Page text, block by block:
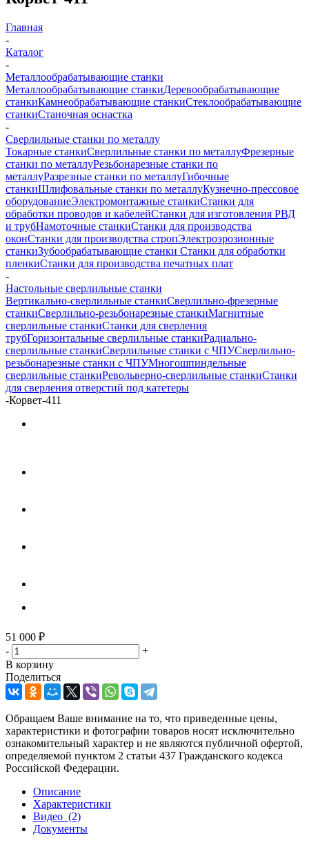
Главная
-
Каталог
-
Металлообрабатывающие станки
Металлообрабатывающие станкиДеревообрабатывающие
станкиКамнеобрабатывающие станкиСтеклообрабатывающие
станкиСтаночная оснастка
-
Сверлильные станки по металлу
Токарные станкиСверлильные станки по металлуФрезерные
станки по металлуРезьбонарезные станки по
металлуРазрезные станки по металлуГибочные
станкиШлифовальные станки по металлуКузнечно-прессовое
оборудованиеЭлектромонтажные станкиСтанки для
обработки проводов и кабелейСтанки для изготовления РВД
и трубНамоточные станкиСтанки для производства
оконСтанки для производства стропЭлектроэрозионные
станкиЗубообрабатывающие станки Станки для обработки
пленкиСтанки для производства печатных плат
-
Настольные сверлильные станки
Вертикально-сверлильные станкиСверлильно-фрезерные
станкиСверлильно-резьбонарезные станкиМагнитные
сверлильные станкиСтанки для сверления
трубГоризонтальные сверлильные станкиРадиально-
сверлильные станкиСверлильные станки с ЧПУСверлильно-
резьбонарезные станки с ЧПУМногошпиндельные
сверлильные станкиРевольверно-сверлильные станкиСтанки
для сверления отверстий под катетеры
-Корвет-411
51 000 ₽
-
+
В корзину
Поделиться
Обращаем Ваше внимание на то, что приведенные цены,
характеристики и фотографии товаров носят исключительно
ознакомительный характер и не являются публичной офертой,
определяемой пунктом 2 статьи 437 Гражданского кодекса
Российской Федерации.
Описание
Характеристики
Видео (2)
Документы